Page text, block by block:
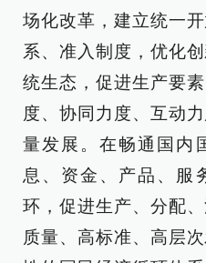
场化改革，建立统一
系、准入制度，优化
统生态，促进生产要
度、协同力度、互动
量发展。在畅通国内
息、资金、产品、服
环，促进生产、分配
质量、高标准、高层